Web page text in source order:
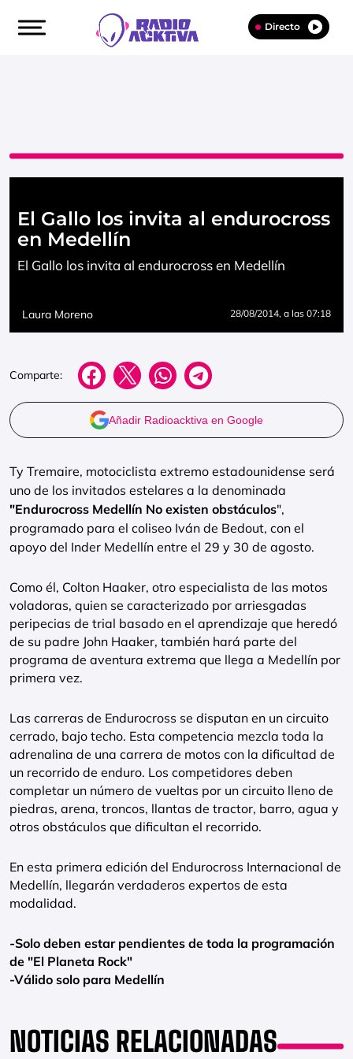
Directo
El Gallo los invita al endurocross
en Medellín
El Gallo los invita al endurocross en Medellín
Laura Moreno 28/08/2014, a las 07:18
Comparte:
Añadir Radioacktiva en Google
Ty Tremaire, motociclista extremo estadounidense será
uno de los invitados estelares a la denominada
"Endurocross Medellín No existen obstáculos",
programado para el coliseo Iván de Bedout, con el
apoyo del Inder Medellín entre el 29 y 30 de agosto.
Como él, Colton Haaker, otro especialista de las motos
voladoras, quien se caracterizado por arriesgadas
peripecias de trial basado en el aprendizaje que heredó
de su padre John Haaker, también hará parte del
programa de aventura extrema que llega a Medellín por
primera vez.
Las carreras de Endurocross se disputan en un circuito
cerrado, bajo techo. Esta competencia mezcla toda la
adrenalina de una carrera de motos con la dificultad de
un recorrido de enduro. Los competidores deben
completar un número de vueltas por un circuito lleno de
piedras, arena, troncos, llantas de tractor, barro, agua y
otros obstáculos que dificultan el recorrido.
En esta primera edición del Endurocross Internacional de
Medellín, llegarán verdaderos expertos de esta
modalidad.
-Solo deben estar pendientes de toda la programación
de "El Planeta Rock"
-Válido solo para Medellín
NOTICIAS RELACIONADAS